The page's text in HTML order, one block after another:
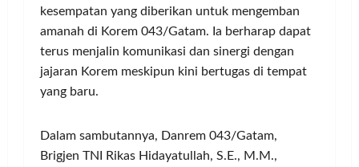
kesempatan yang diberikan untuk mengemban
amanah di Korem 043/Gatam. Ia berharap dapat
terus menjalin komunikasi dan sinergi dengan
jajaran Korem meskipun kini bertugas di tempat
yang baru.
Dalam sambutannya, Danrem 043/Gatam,
Brigjen TNI Rikas Hidayatullah, S.E., M.M.,